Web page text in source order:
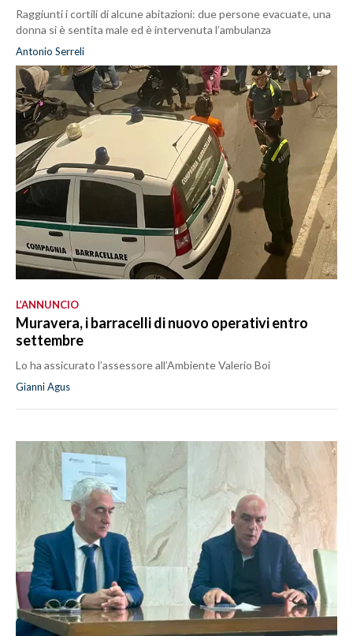
Raggiunti i cortili di alcune abitazioni: due persone evacuate, una
donna si è sentita male ed è intervenuta l’ambulanza
Antonio Serreli
L’ANNUNCIO
Muravera, i barracelli di nuovo operativi entro
settembre
Lo ha assicurato l’assessore all’Ambiente Valerio Boi
Gianni Agus